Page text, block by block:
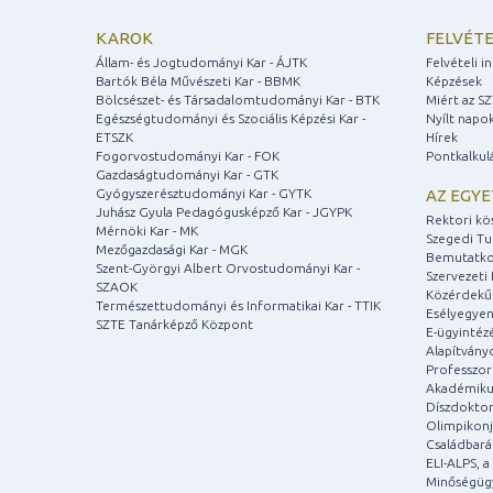
KAROK
Állam- és Jogtudományi Kar - ÁJTK
Bartók Béla Művészeti Kar - BBMK
Bölcsészet- és Társadalomtudományi Kar - BTK
Egészségtudományi és Szociális Képzési Kar -
ETSZK
Fogorvostudományi Kar - FOK
Gazdaságtudományi Kar - GTK
Gyógyszerésztudományi Kar - GYTK
Juhász Gyula Pedagógusképző Kar - JGYPK
Mérnöki Kar - MK
Mezőgazdasági Kar - MGK
Szent-Györgyi Albert Orvostudományi Kar -
SZAOK
Természettudományi és Informatikai Kar - TTIK
SZTE Tanárképző Központ
Felvételi
Képzések
Miért az
Nyílt
Hírek
AZ
Rektori
Szegedi
E-
ELI-ALPS,